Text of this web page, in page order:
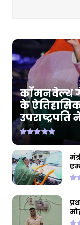
कॉमनवेल्थ
के
उपराष्ट्रपति